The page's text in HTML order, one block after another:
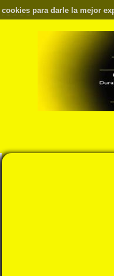
cookies para darle la mejor